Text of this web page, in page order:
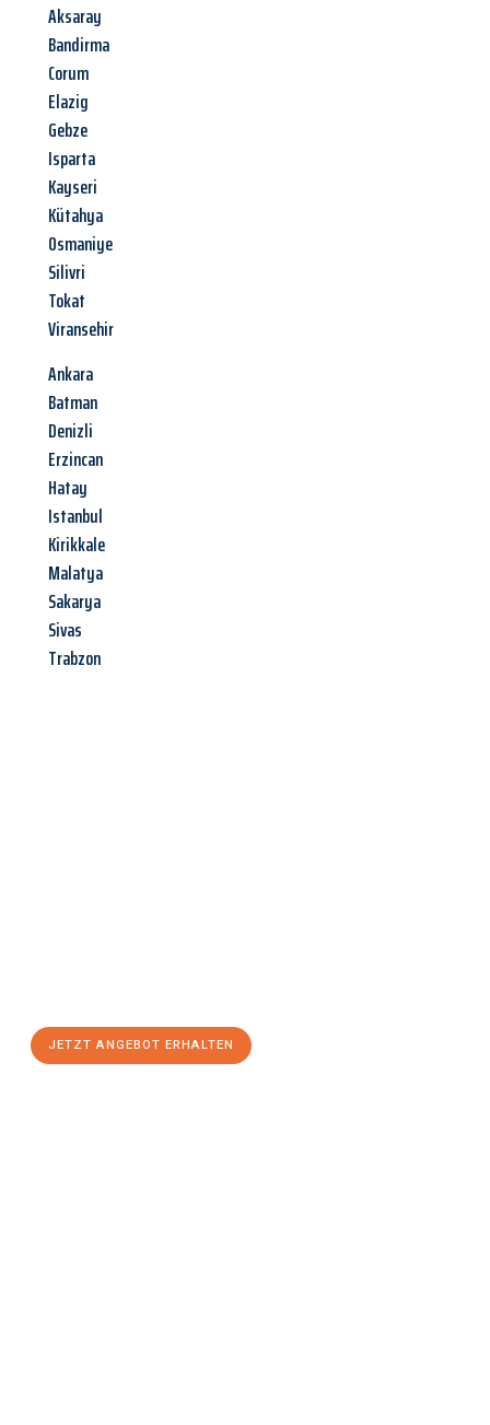
Aksaray
Bandirma
Corum
Elazig
Gebze
Isparta
Kayseri
Kütahya
Osmaniye
Silivri
Tokat
Viransehir
Ankara
Batman
Denizli
Erzincan
Hatay
Istanbul
Kirikkale
Malatya
Sakarya
Sivas
Trabzon
JETZT ANGEBOT ERHALTEN